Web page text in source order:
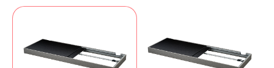
Von EHEIM entwickelte caf-Technologie
verhindert Schwitzwasser und Wärmestaus
Schiebescheiben aus Alu-Verbundplatten
Kabel- und Schlauchöffnungen unauffällig an